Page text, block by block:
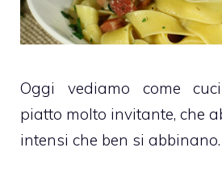
Oggi vediamo come
piatto molto invitante, che
intensi che ben si abbinano.